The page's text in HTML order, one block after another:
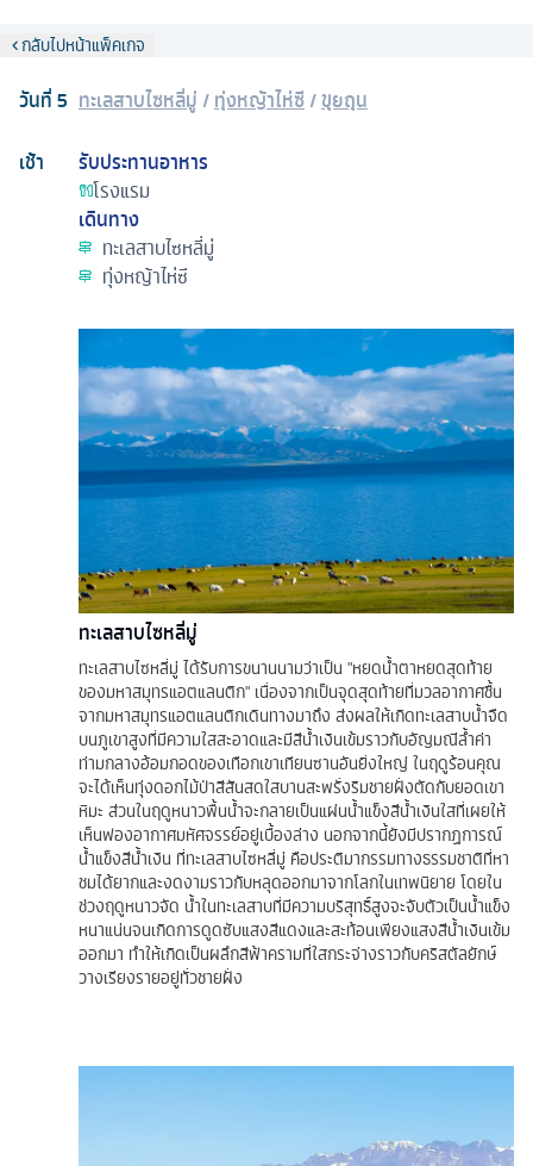
กลับไปหน้าแพ็คเกจ
วันที่5 ทะเลสาบไซหลี่มู่ /ทุ่งหญ้าไห่ซี /ขุยถุน
เช้า
รับประทานอาหาร
โรงแรม
เดินทาง
ทะเลสาบไซหลี่มู่
ทุ่งหญ้าไห่ซี
ทะเลสาบไซหลี่มู่
ทะเลสาบไซหลี่มู่ ได้รับการขนานนามว่าเป็น "หยดน้ำตาหยดสุดท้าย
ของมหาสมุทรแอตแลนติก" เนื่องจากเป็นจุดสุดท้ายที่มวลอากาศชื้น
จากมหาสมุทรแอตแลนติกเดินทางมาถึง ส่งผลให้เกิดทะเลสาบน้ำจืด
บนภูเขาสูงที่มีความใสสะอาดและมีสีน้ำเงินเข้มราวกับอัญมณีล้ำค่า
ท่ามกลางอ้อมกอดของเทือกเขาเทียนซานอันยิ่งใหญ่ ในฤดูร้อนคุณ
จะได้เห็นทุ่งดอกไม้ป่าสีสันสดใสบานสะพรั่งริมชายฝั่งตัดกับยอดเขา
หิมะ ส่วนในฤดูหนาวพื้นน้ำจะกลายเป็นแผ่นน้ำแข็งสีน้ำเงินใสที่เผยให้
เห็นฟองอากาศมหัศจรรย์อยู่เบื้องล่าง นอกจากนี้ยังมีปรากฏการณ์
น้ำแข็งสีน้ำเงิน ที่ทะเลสาบไซหลี่มู่ คือประติมากรรมทางธรรมชาติที่หา
ชมได้ยากและงดงามราวกับหลุดออกมาจากโลกในเทพนิยาย โดยใน
ช่วงฤดูหนาวจัด น้ำในทะเลสาบที่มีความบริสุทธิ์สูงจะจับตัวเป็นน้ำแข็ง
หนาแน่นจนเกิดการดูดซับแสงสีแดงและสะท้อนเพียงแสงสีน้ำเงินเข้ม
ออกมา ทำให้เกิดเป็นผลึกสีฟ้าครามที่ใสกระจ่างราวกับคริสตัลยักษ์
วางเรียงรายอยู่ทั่วชายฝั่ง